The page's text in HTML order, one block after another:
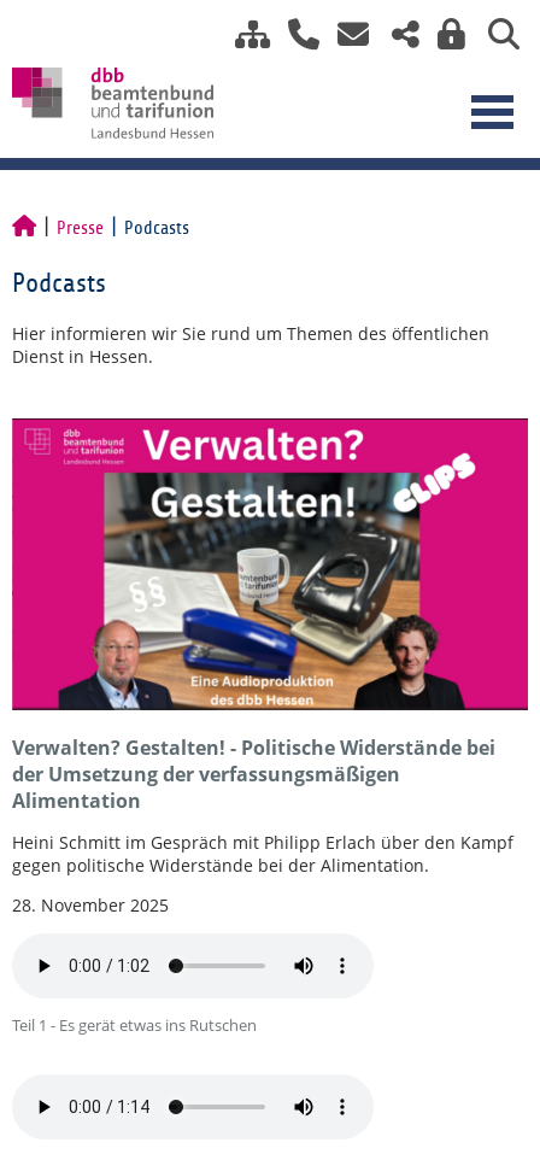
Presse Podcasts
Podcasts
Hier informieren wir Sie rund um Themen des öffentlichen
Dienst in Hessen.
Verwalten? Gestalten! - Politische Widerstände bei
der Umsetzung der verfassungsmäßigen
Alimentation
Heini Schmitt im Gespräch mit Philipp Erlach über den Kampf
gegen politische Widerstände bei der Alimentation.
28. November 2025
Teil 1 - Es gerät etwas ins Rutschen